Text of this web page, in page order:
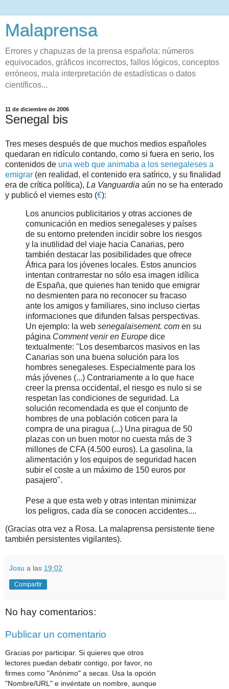
Malaprensa
Errores y chapuzas de la prensa española: números
equivocados, gráficos incorrectos, fallos lógicos, conceptos
erróneos, mala interpretación de estadísticas o datos
científicos...
11 de diciembre de 2006
Senegal bis
Tres meses después de que muchos medios españoles
quedaran en ridículo contando, como si fuera en serio, los
contenidos de una web que animaba a los senegaleses a
emigrar (en realidad, el contenido era satírico, y su finalidad
era de crítica política), La Vanguardia aún no se ha enterado
y publicó el viernes esto (€):
Los anuncios publicitarios y otras acciones de
comunicación en medios senegaleses y países
de su entorno pretenden incidir sobre los riesgos
y la inutilidad del viaje hacia Canarias, pero
también destacar las posibilidades que ofrece
África para los jóvenes locales. Estos anuncios
intentan contrarrestar no sólo esa imagen idílica
de España, que quienes han tenido que emigrar
no desmienten para no reconocer su fracaso
ante los amigos y familiares, sino incluso ciertas
informaciones que difunden falsas perspectivas.
Un ejemplo: la web senegalaisement. com en su
página Comment venir en Europe dice
textualmente: "Los desembarcos masivos en las
Canarias son una buena solución para los
hombres senegaleses. Especialmente para los
más jóvenes (...) Contrariamente a lo que hace
creer la prensa occidental, el riesgo es nulo si se
respetan las condiciones de seguridad. La
solución recomendada es que el conjunto de
hombres de una población coticen para la
compra de una piragua (...) Una piragua de 50
plazas con un buen motor no cuesta más de 3
millones de CFA (4.500 euros). La gasolina, la
alimentación y los equipos de seguridad hacen
subir el coste a un máximo de 150 euros por
pasajero".
Pese a que esta web y otras intentan minimizar
los peligros, cada día se conocen accidentes....
(Gracias otra vez a Rosa. La malaprensa persistente tiene
también persistentes vigilantes).
Josu a las 19:02
Compartir
No hay comentarios:
Publicar un comentario
Gracias por participar. Si quieres que otros
lectores puedan debatir contigo, por favor, no
firmes como "Anónimo" a secas. Usa la opción
"Nombre/URL" e invéntate un nombre, aunque